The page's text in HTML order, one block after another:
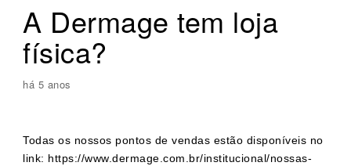
A Dermage tem loja
física?
há 5 anos
Todas os nossos pontos de vendas estão disponíveis no
link: https://www.dermage.com.br/institucional/nossas-